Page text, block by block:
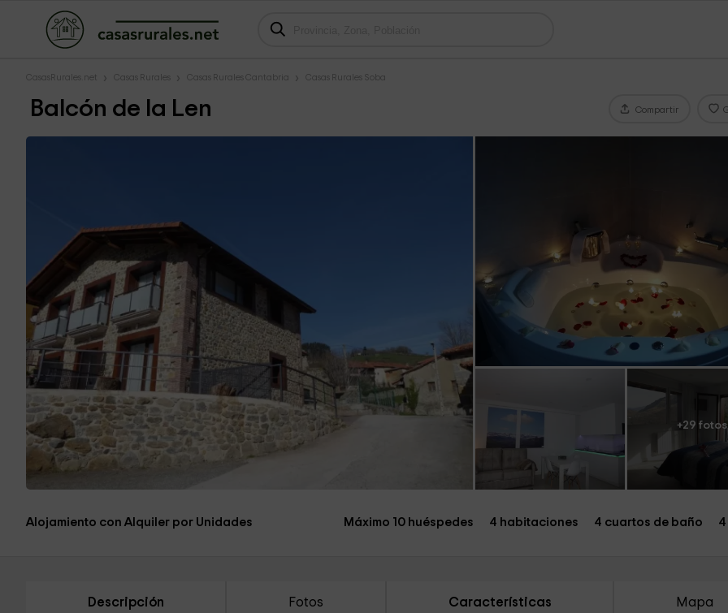
CasasRurales.net Casas Rurales Casas Rurales Cantabria Casas Rurales Soba
Balcón de la Len Compartir
+29 fotos
Alojamiento con Alquiler por Unidades Máximo 10 huéspedes 4 habitaciones 4 cuartos de baño
Descripción Fotos Características Mapa